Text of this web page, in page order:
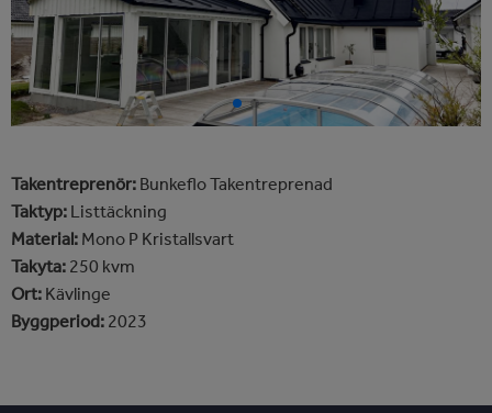
Takentreprenör: Bunkeflo Takentreprenad
Taktyp: Listtäckning
Material: Mono P Kristallsvart
Takyta: 250 kvm
Ort: Kävlinge
Byggperiod: 2023